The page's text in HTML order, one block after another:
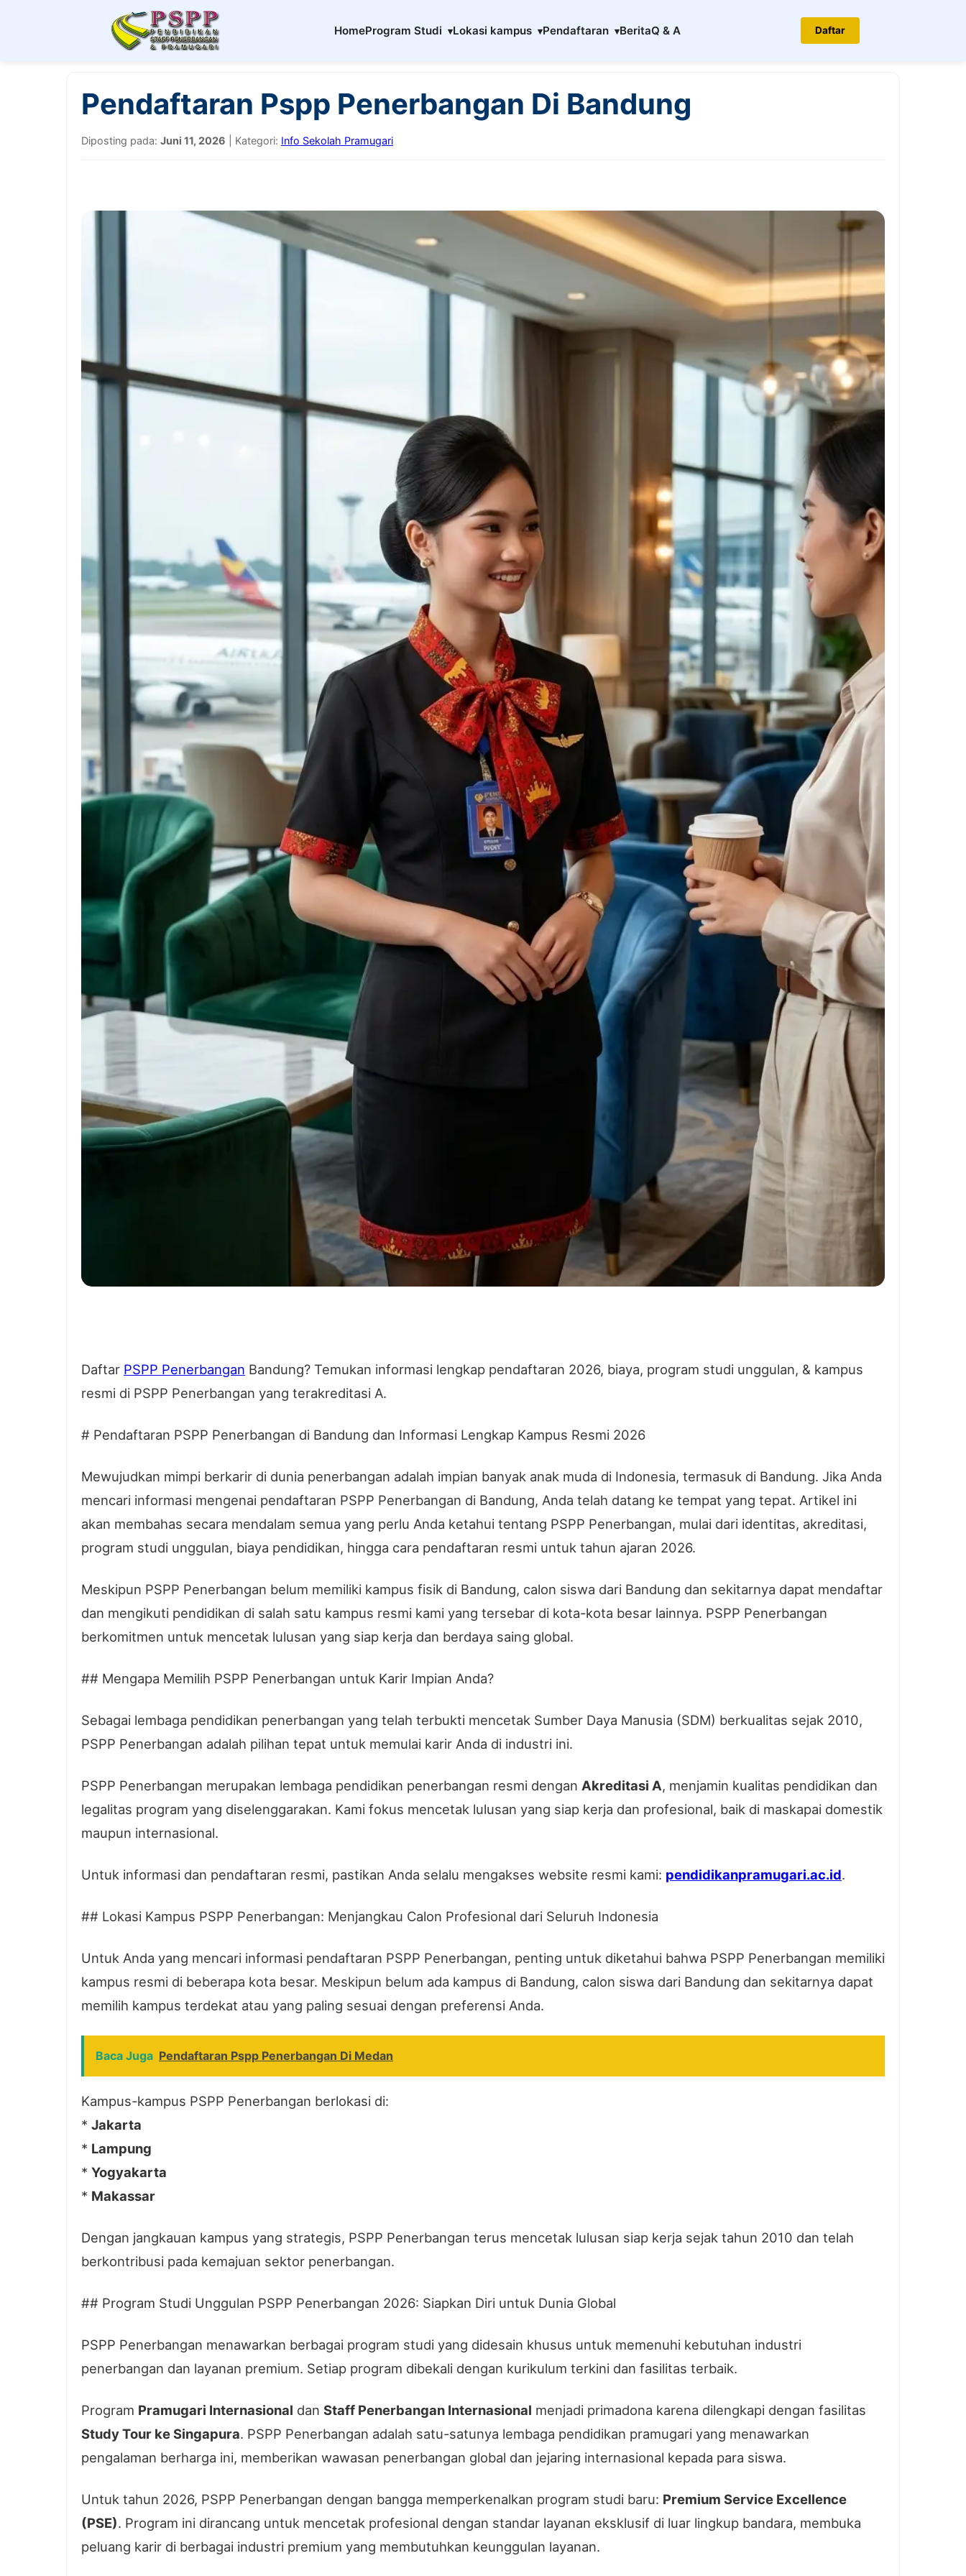
HomeProgram Studi Lokasi kampus Pendaftaran BeritaQ & A Daftar
Pendaftaran Pspp Penerbangan Di Bandung
Diposting pada: Juni 11, 2026 | Kategori: Info Sekolah Pramugari
Daftar PSPP Penerbangan Bandung? Temukan informasi lengkap pendaftaran 2026, biaya, program studi unggulan, & kampus
resmi di PSPP Penerbangan yang terakreditasi A.
# Pendaftaran PSPP Penerbangan di Bandung dan Informasi Lengkap Kampus Resmi 2026
Mewujudkan mimpi berkarir di dunia penerbangan adalah impian banyak anak muda di Indonesia, termasuk di Bandung. Jika Anda
mencari informasi mengenai pendaftaran PSPP Penerbangan di Bandung, Anda telah datang ke tempat yang tepat. Artikel ini
akan membahas secara mendalam semua yang perlu Anda ketahui tentang PSPP Penerbangan, mulai dari identitas, akreditasi,
program studi unggulan, biaya pendidikan, hingga cara pendaftaran resmi untuk tahun ajaran 2026.
Meskipun PSPP Penerbangan belum memiliki kampus fisik di Bandung, calon siswa dari Bandung dan sekitarnya dapat mendaftar
dan mengikuti pendidikan di salah satu kampus resmi kami yang tersebar di kota-kota besar lainnya. PSPP Penerbangan
berkomitmen untuk mencetak lulusan yang siap kerja dan berdaya saing global.
## Mengapa Memilih PSPP Penerbangan untuk Karir Impian Anda?
Sebagai lembaga pendidikan penerbangan yang telah terbukti mencetak Sumber Daya Manusia (SDM) berkualitas sejak 2010,
PSPP Penerbangan adalah pilihan tepat untuk memulai karir Anda di industri ini.
PSPP Penerbangan merupakan lembaga pendidikan penerbangan resmi dengan Akreditasi A, menjamin kualitas pendidikan dan
legalitas program yang diselenggarakan. Kami fokus mencetak lulusan yang siap kerja dan profesional, baik di maskapai domestik
maupun internasional.
Untuk informasi dan pendaftaran resmi, pastikan Anda selalu mengakses website resmi kami: pendidikanpramugari.ac.id.
## Lokasi Kampus PSPP Penerbangan: Menjangkau Calon Profesional dari Seluruh Indonesia
Untuk Anda yang mencari informasi pendaftaran PSPP Penerbangan, penting untuk diketahui bahwa PSPP Penerbangan memiliki
kampus resmi di beberapa kota besar. Meskipun belum ada kampus di Bandung, calon siswa dari Bandung dan sekitarnya dapat
memilih kampus terdekat atau yang paling sesuai dengan preferensi Anda.
Baca Juga Pendaftaran Pspp Penerbangan Di Medan
Kampus-kampus PSPP Penerbangan berlokasi di:
* Jakarta
* Lampung
* Yogyakarta
* Makassar
Dengan jangkauan kampus yang strategis, PSPP Penerbangan terus mencetak lulusan siap kerja sejak tahun 2010 dan telah
berkontribusi pada kemajuan sektor penerbangan.
## Program Studi Unggulan PSPP Penerbangan 2026: Siapkan Diri untuk Dunia Global
PSPP Penerbangan menawarkan berbagai program studi yang didesain khusus untuk memenuhi kebutuhan industri
penerbangan dan layanan premium. Setiap program dibekali dengan kurikulum terkini dan fasilitas terbaik.
Program Pramugari Internasional dan Staff Penerbangan Internasional menjadi primadona karena dilengkapi dengan fasilitas
Study Tour ke Singapura. PSPP Penerbangan adalah satu-satunya lembaga pendidikan pramugari yang menawarkan
pengalaman berharga ini, memberikan wawasan penerbangan global dan jejaring internasional kepada para siswa.
Untuk tahun 2026, PSPP Penerbangan dengan bangga memperkenalkan program studi baru: Premium Service Excellence
(PSE). Program ini dirancang untuk mencetak profesional dengan standar layanan eksklusif di luar lingkup bandara, membuka
peluang karir di berbagai industri premium yang membutuhkan keunggulan layanan.